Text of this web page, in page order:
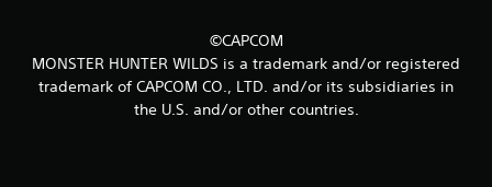
і
©CAPCOM
MONSTER HUNTER WILDS is a trademark and/or registered
trademark of CAPCOM CO., LTD. and/or its subsidiaries in
the U.S. and/or other countries.